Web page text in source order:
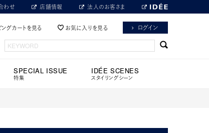
わせ 店舗情報 法人のお客さま
ングカートを見る お気に入りを見る ログイン
SPECIAL ISSUE
特集
IDÉE SCENES
スタイリングシーン